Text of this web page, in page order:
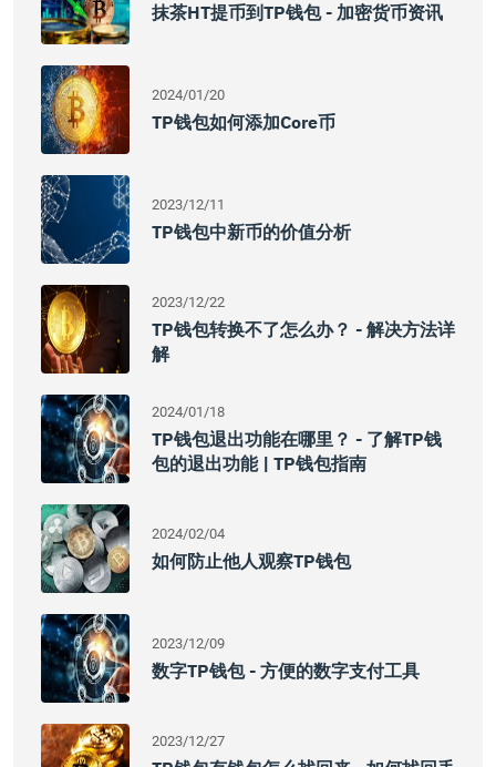
抹茶HT提币到TP钱包 - 加密货币资讯
2024/01/20
TP钱包如何添加Core币
2023/12/11
TP钱包中新币的价值分析
2023/12/22
TP钱包转换不了怎么办？ - 解决方法详
解
2024/01/18
TP钱包退出功能在哪里？ - 了解TP钱
包的退出功能 | TP钱包指南
2024/02/04
如何防止他人观察TP钱包
2023/12/09
数字TP钱包 - 方便的数字支付工具
2023/12/27